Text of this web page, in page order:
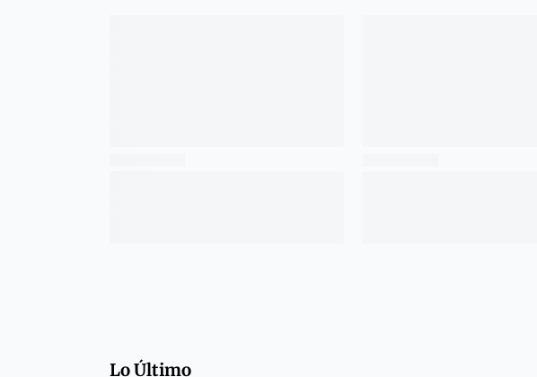
Lo Último